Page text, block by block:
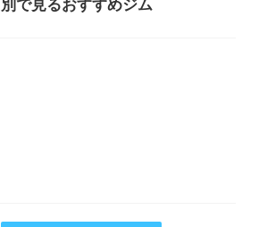
別で見るおすすめジム